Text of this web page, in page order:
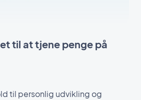
til at tjene penge på
til personlig udvikling og